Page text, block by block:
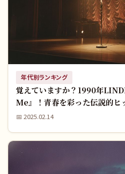
年代別ランキング
覚えていますか？1990年
Me』！青春を彩った伝説的ヒ
📅 2025.02.14